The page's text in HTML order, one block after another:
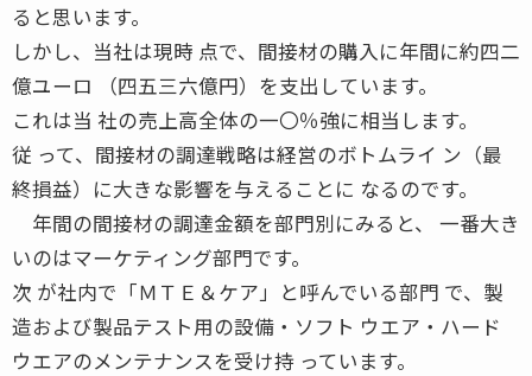
ると思います。
しかし、当社は現時 点で、間接材の購入に年間に約四二
億ユーロ （四五三六億円）を支出しています。
これは当 社の売上高全体の一〇％強に相当します。
従 って、間接材の調達戦略は経営のボトムライ ン（最
終損益）に大きな影響を与えることに なるのです。
年間の間接材の調達金額を部門別にみると、 一番大き
いのはマーケティング部門です。
次 が社内で「ＭＴＥ＆ケア」と呼んでいる部門 で、製
造および製品テスト用の設備・ソフト ウエア・ハード
ウエアのメンテナンスを受け持 っています。